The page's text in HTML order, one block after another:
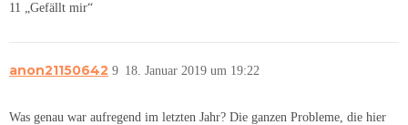
11 „Gefällt mir“
anon21150642 18. Januar 2019 um 19:22
9
Was genau war aufregend im letzten Jahr? Die ganzen Probleme, die hier